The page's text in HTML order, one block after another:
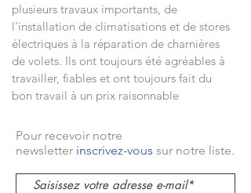
plusieurs travaux importants, de
l'installation de climatisations et de stores
électriques à la réparation de charnières
de volets. Ils ont toujours été agréables à
travailler, fiables et ont toujours fait du
bon travail à un prix raisonnable
Pour recevoir notre
newsletter inscrivez-vous sur notre liste.